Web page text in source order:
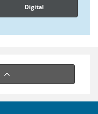
Digital